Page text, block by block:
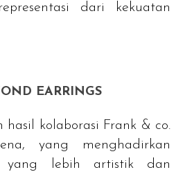
dari kekuatan
EARRINGS
hasil kolaborasi Frank & co.
yang menghadirkan
yang lebih artistik dan